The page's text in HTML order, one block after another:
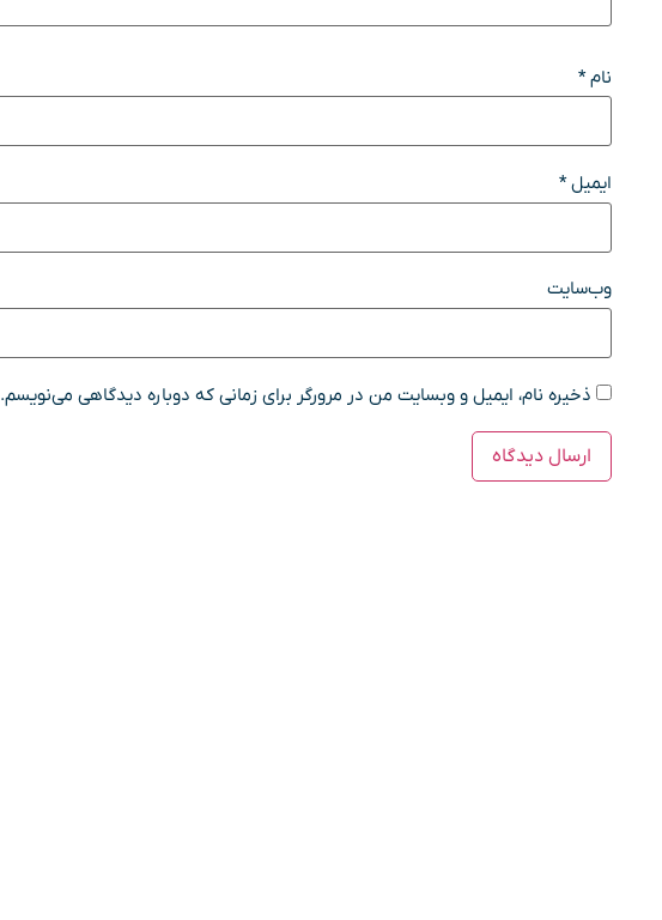
نام*
ایمیل*
وب‌سایت
ذخیره نام، ایمیل و وبسایت من در مرورگر برای زمانی که دوباره دیدگاهی می‌نویسم.